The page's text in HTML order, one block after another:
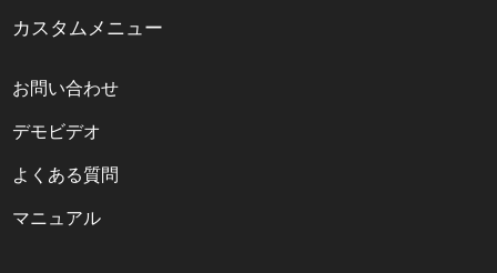
カスタムメニュー
お問い合わせ
デモビデオ
よくある質問
マニュアル